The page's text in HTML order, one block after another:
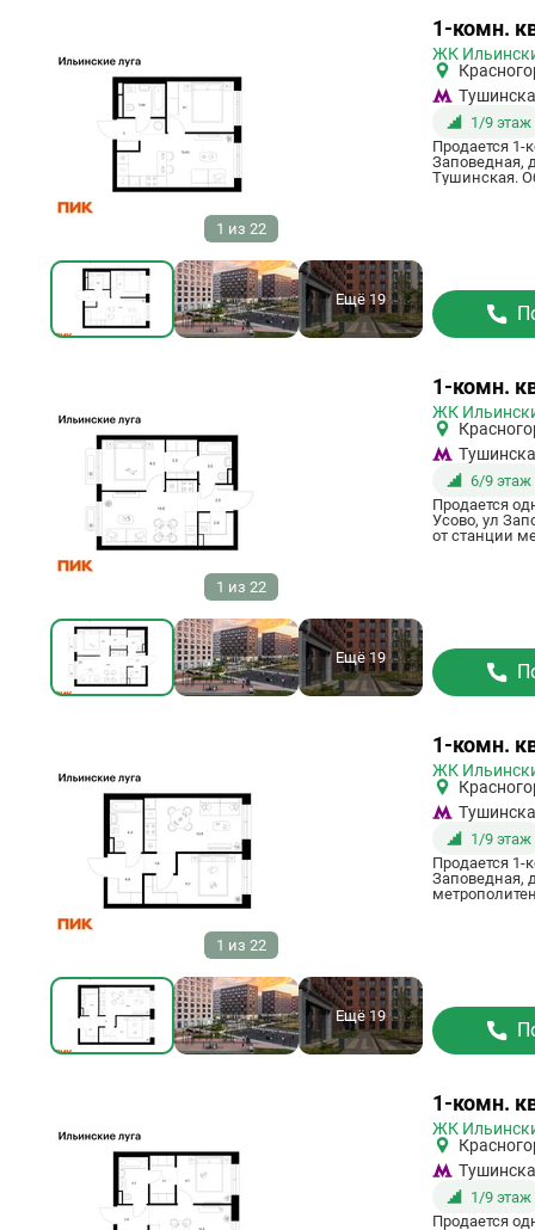
Ещё 19
1 из 22
Ссылка
на
квартиру
1-комн.
ЖК
1/9 этаж
Продается 1-
Заповедная,
Тушинская.
Ещё 19
1 из 22
Ссылка
на
квартиру
1-комн.
ЖК
6/9 этаж
Продается
Усово, ул
от станции
Ещё 19
1 из 22
Ссылка
на
квартиру
1-комн.
ЖК
1/9 этаж
Продается 1-
Заповедная,
Ссылка
на
квартиру
1-комн.
ЖК
1/9 этаж
Продается